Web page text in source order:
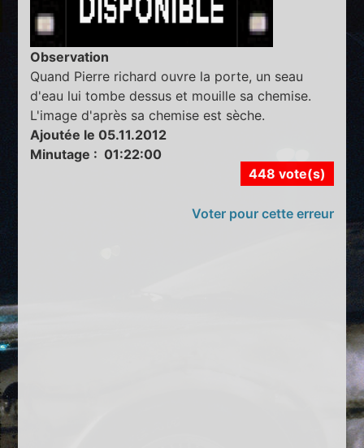
Observation
Quand Pierre richard ouvre la porte, un seau
d'eau lui tombe dessus et mouille sa chemise.
L'image d'après sa chemise est sèche.
Ajoutée le 05.11.2012
Minutage : 01:22:00
448 vote(s)
Voter pour cette erreur